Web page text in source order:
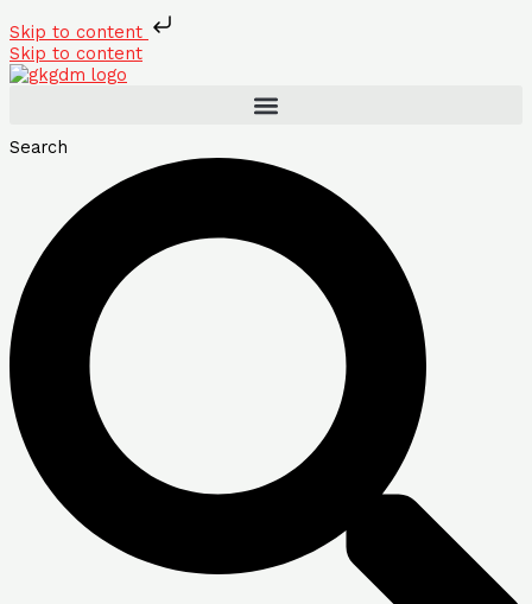
Skip to content
Skip to content
Search